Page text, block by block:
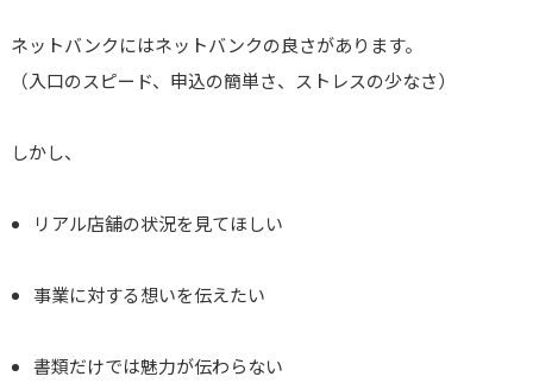
ネットバンクにはネットバンクの良さがあります。
（入口のスピード、申込の簡単さ、ストレスの少なさ）
しかし、
リアル店舗の状況を見てほしい
事業に対する想いを伝えたい
書類だけでは魅力が伝わらない